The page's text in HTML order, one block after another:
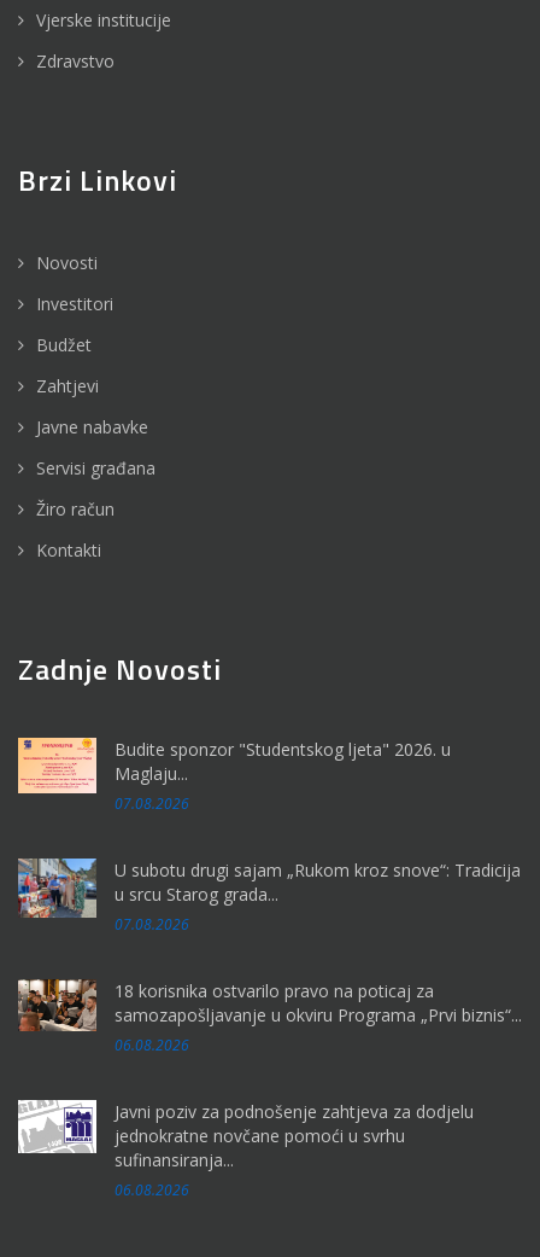
Vjerske institucije
Zdravstvo
Brzi Linkovi
Novosti
Investitori
Budžet
Zahtjevi
Javne nabavke
Servisi građana
Žiro račun
Kontakti
Zadnje Novosti
Budite sponzor "Studentskog ljeta" 2026. u
Maglaju...
07.08.2026
U subotu drugi sajam „Rukom kroz snove“: Tradicija
u srcu Starog grada...
07.08.2026
18 korisnika ostvarilo pravo na poticaj za
samozapošljavanje u okviru Programa „Prvi biznis“...
06.08.2026
Javni poziv za podnošenje zahtjeva za dodjelu
jednokratne novčane pomoći u svrhu
sufinansiranja...
06.08.2026